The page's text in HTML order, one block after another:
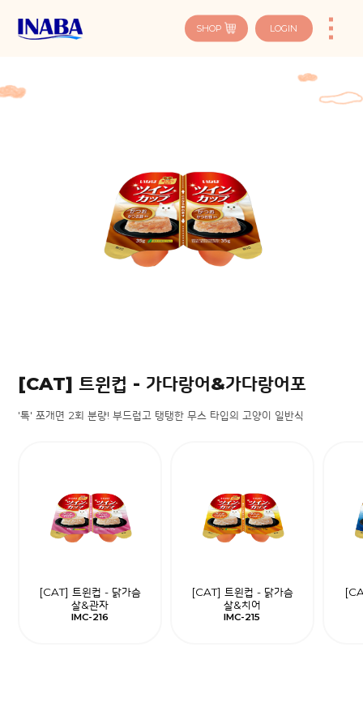
SHOP LOGIN
[CAT] 트윈컵 - 가다랑어&가다랑어포
'톡' 쪼개면 2회 분량! 부드럽고 탱탱한 무스 타입의 고양이 일반식
[CAT] 트윈컵 - 닭가슴
살&관자
IMC-216
[CAT] 트윈컵 - 닭가슴
살&치어
IMC-215